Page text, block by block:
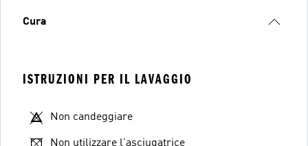
Cura
ISTRUZIONI PER IL LAVAGGIO
Non candeggiare
Non utilizzare l'asciugatrice